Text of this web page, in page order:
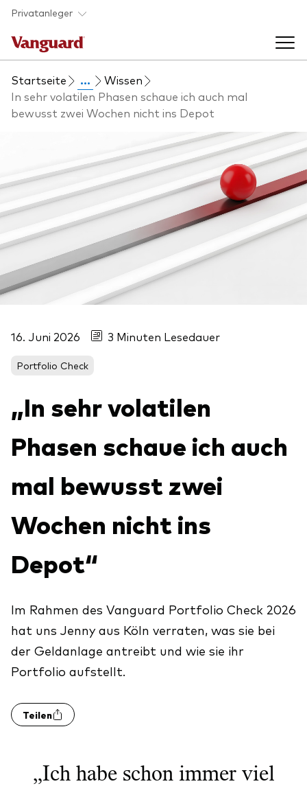
Skip to main content
Privatanleger
Indexfonds & ETFs
Produkte handeln
Anbieterliste
Produkte im Überblick
Produktliste
Fondsdokumente
Aktien
Multi-Asset
Welt-ETFs
Länder-ETFs
LifeStrategy
Back to main menu
Aktuelles
Ratgeber
ETF-Wissen
Veranstaltungen
Über uns
Back to main menu
Sicherheit
Kontakt
Jetzt investieren
Startseite ...
Wissen
In sehr volatilen Phasen schaue ich auch mal
bewusst zwei Wochen nicht ins Depot
16. Juni 2026 3 Minuten Lesedauer
Portfolio Check
„In sehr volatilen
Phasen schaue ich auch
mal bewusst zwei
Wochen nicht ins
Depot“
Im Rahmen des Vanguard Portfolio Check 2026
hat uns Jenny aus Köln verraten, was sie bei
der Geldanlage antreibt und wie sie ihr
Portfolio aufstellt.
Teilen
„Ich habe schon immer viel